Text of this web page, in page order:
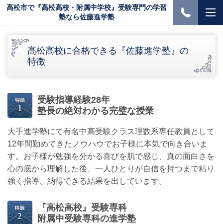
高松市で『高松高校・附属中学校』受験専門の学習
塾なら佐藤進学塾
高松高校に合格できる『佐藤進学塾』の
特徴
受験指導経験28年
塾長の絶対わかる完璧な授業
大手進学塾にて有名中高受験クラス理数系専任教員として
12年間勤めてきたノウハウでお子様に本気で向き合いま
す。お子様が勉強を分かる喜びを肌で感じ、真の面白さを
心の底から理解した後、一人ひとりが自信を持つまで粘り
強く指導、納得できる結果を出しています。
『高松高校』受験専科
附属中受験専科の進学塾